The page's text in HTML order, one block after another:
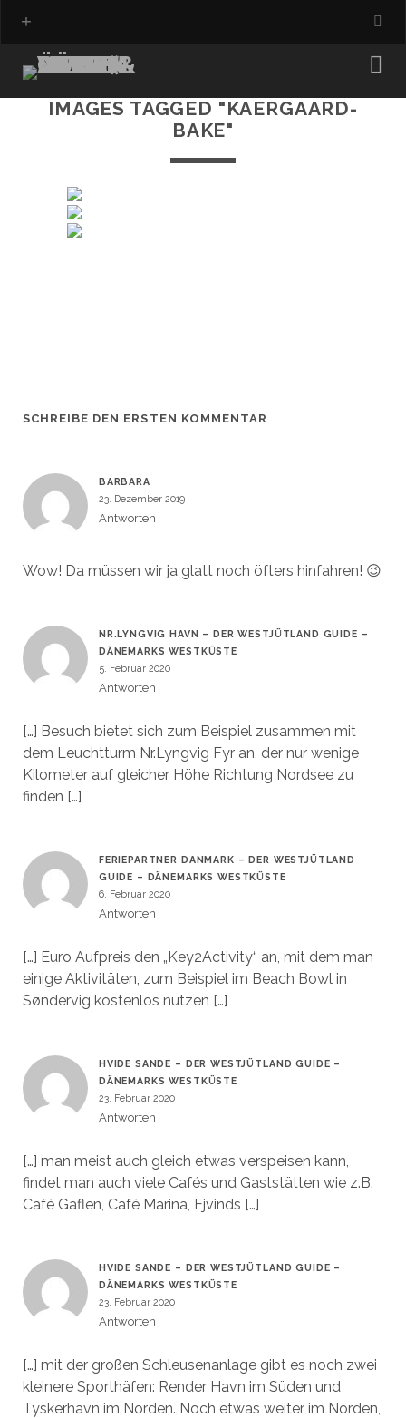
IMAGES TAGGED "KAERGAARD-
BAKE"
SCHREIBE DEN ERSTEN KOMMENTAR
BARBARA
23. Dezember 2019
Antworten
Wow! Da müssen wir ja glatt noch öfters hinfahren! 😉
NR.LYNGVIG HAVN – DER WESTJÜTLAND GUIDE –
DÄNEMARKS WESTKÜSTE
5. Februar 2020
Antworten
[…] Besuch bietet sich zum Beispiel zusammen mit
dem Leuchtturm Nr.Lyngvig Fyr an, der nur wenige
Kilometer auf gleicher Höhe Richtung Nordsee zu
finden […]
FERIEPARTNER DANMARK – DER WESTJÜTLAND
GUIDE – DÄNEMARKS WESTKÜSTE
6. Februar 2020
Antworten
[…] Euro Aufpreis den „Key2Activity“ an, mit dem man
einige Aktivitäten, zum Beispiel im Beach Bowl in
Søndervig kostenlos nutzen […]
HVIDE SANDE – DER WESTJÜTLAND GUIDE –
DÄNEMARKS WESTKÜSTE
23. Februar 2020
Antworten
[…] man meist auch gleich etwas verspeisen kann,
findet man auch viele Cafés und Gaststätten wie z.B.
Café Gaflen, Café Marina, Ejvinds […]
HVIDE SANDE – DER WESTJÜTLAND GUIDE –
DÄNEMARKS WESTKÜSTE
23. Februar 2020
Antworten
[…] mit der großen Schleusenanlage gibt es noch zwei
kleinere Sporthäfen: Render Havn im Süden und
Tyskerhavn im Norden. Noch etwas weiter im Norden,